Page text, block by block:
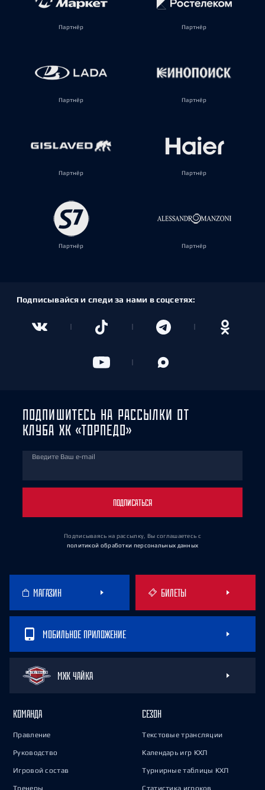
Партнёр Партнёр
Партнёр Партнёр
Партнёр Партнёр
Партнёр Партнёр
Подписывайся и следи за нами в соцсетях:
ПОДПИШИТЕСЬ НА РАССЫЛКИ ОТ
КЛУБА ХК «ТОРПЕДО»
Введите Ваш e-mail
ПОДПИСАТЬСЯ
Подписываясь на рассылку, Вы соглашаетесь с
политикой обработки персональных данных
МАГАЗИН БИЛЕТЫ
МОБИЛЬНОЕ ПРИЛОЖЕНИЕ
МХК ЧАЙКА
КОМАНДА
Правление
Руководство
Игровой состав
Тренеры
СЕЗОН
Текстовые трансляции
Календарь игр КХЛ
Турнирные таблицы КХЛ
Статистика игроков